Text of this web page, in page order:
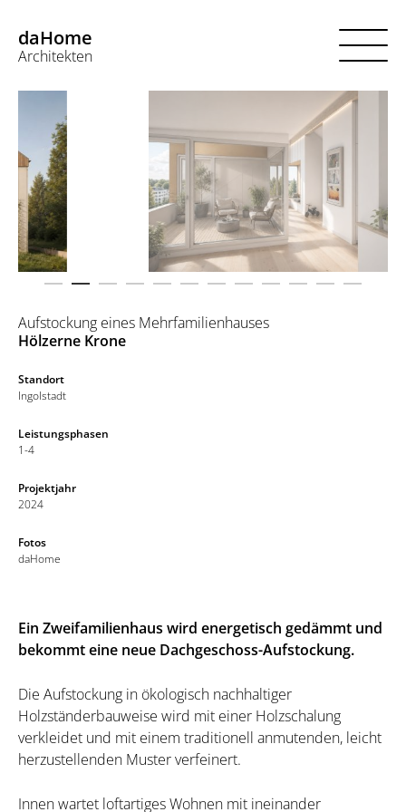
daHome
Architekten
So funktioniert’s
Über uns
Projekte
Aufstockung eines Mehrfamilienhauses
Hölzerne Krone
Standort
Ingolstadt
Leistungsphasen
1-4
Projektjahr
2024
Fotos
daHome
Ein Zweifamilienhaus wird energetisch gedämmt und
bekommt eine neue Dachgeschoss-Aufstockung.
Die Aufstockung in ökologisch nachhaltiger
Holzständerbauweise wird mit einer Holzschalung
verkleidet und mit einem traditionell anmutenden, leicht
herzustellenden Muster verfeinert.
Innen wartet loftartiges Wohnen mit ineinander